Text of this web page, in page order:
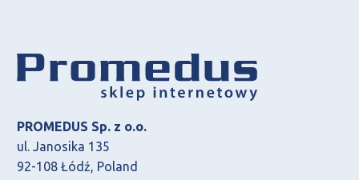
PROMEDUS Sp. z o.o.
ul. Janosika 135
92-108 Łódź, Poland